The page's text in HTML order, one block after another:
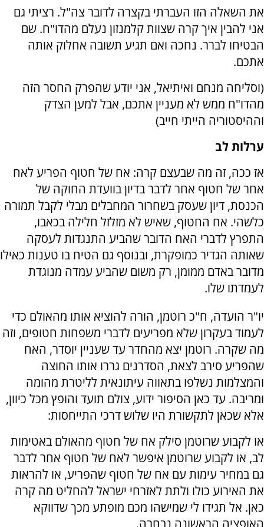
את השאלה הזו העברתי בקצרה לדובר צה"ל. רציתי גם
אני להבין איך קרה שצוות קלמנזון נעלם מהדו"ח. שם
הבטיחו לברר. נחכה ואם תגיע תשובה אחלוק אותה
אתכם.
(וסליחה מנחם ואיתיאל, אני יודע שהפרק החסר הזה
מהדו"ח ממש לא מעניין אתכם, אבל למען הצדק
וההיסטוריה הייתי חייב)
ערלות לב
אז ככה, זה מה שבעצם קרה: אח של חטוף הפריע לאח
אחר של חטוף אחר לדבר בדיון בוועדת החוקה של
הכנסת, דיון שעסק בשחרור המחבלים מבלי לקבל תמורה
כלשהי. אח החטוף, שאיש לא מזלזל חלילה בכאבו,
התפרץ לדברי האח הדובר שהביע התנגדות לעסקה
שאותה הגדיר כמופקרת, ובנוסף גם הטיח בו טענות כאילו
מדובר באדם ממומן, רק משום שהביע עמדה מנוגדת
לעמדתו שלו.
יו"ר הועדה, ח"כ רוטמן, הורה להוציא אותו מהאולם כדי
לעמוד בעקרון שלא מפריעים לדברי משפחות חטופים, וזה
מה שקרה. רוטמן יצא מהחדר עד שעניין יוסדר, האח
שהפריע סירב לצאת, הסדרנים גררו אותו החוצה
והמצלמות נשלפו בתאווה עיתונאית לליטרת מהומה
ומריבה. עד כאן הסיפור ידוע, צולם תועד והופץ מכל כיוון,
אלא שכאן לתקשורת היו שלוש דרכי התייחסות:
או לקבוע שרוטמן סילק אח של חטוף מהאולם באטימות
לב, או לקבוע שרוטמן איפשר לאח של חטוף אחר לדבר
גם במחיר עימות עם אח של חטוף שהפריע, או להראות
את האירוע כולו ולתת לאזרחי ישראל להחליט מה קרה
כאן. אל תגידו לי שמישהו מכם מופתע מכך שדווקא